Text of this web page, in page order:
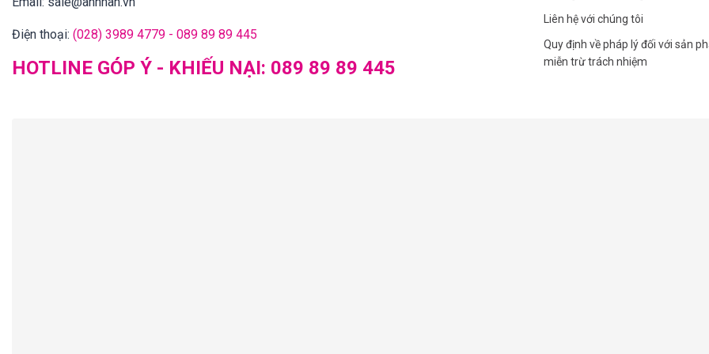
Điện thoại: (028) 3989 4779 - 089 89 89 445
HOTLINE GÓP Ý - KHIẾU NẠI: 089 89 89 445
Liên hệ với chúng tôi
Quy định về pháp lý đối với sản
miễn trừ trách nhiệm